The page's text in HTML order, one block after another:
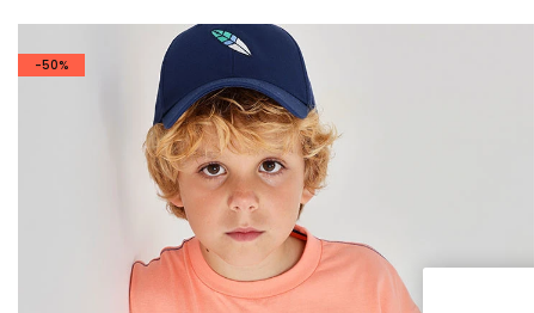
-50%